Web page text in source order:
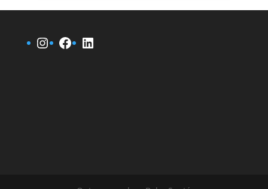
Instagram
Facebook
LinkedIn